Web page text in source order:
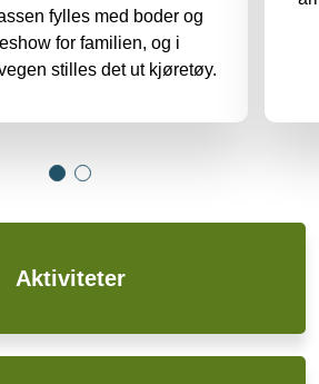
fylles med boder og
for familien, og i
stilles det ut kjøretøy.
Aktiviteter